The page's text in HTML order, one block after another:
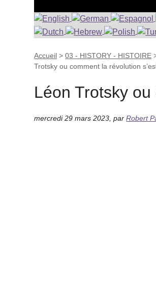
Accueil >03 - HISTORY - HISTOIRE
Trotsky ou comment la révolution
Léon Trotsky
mercredi 29 mars 2023 ,parRobert